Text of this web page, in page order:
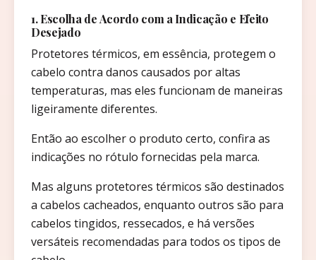
1. Escolha de Acordo com a Indicação e Efeito
Desejado
Protetores térmicos, em essência, protegem o
cabelo contra danos causados por altas
temperaturas, mas eles funcionam de maneiras
ligeiramente diferentes.
Então ao escolher o produto certo, confira as
indicações no rótulo fornecidas pela marca.
Mas alguns protetores térmicos são destinados
a cabelos cacheados, enquanto outros são para
cabelos tingidos, ressecados, e há versões
versáteis recomendadas para todos os tipos de